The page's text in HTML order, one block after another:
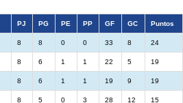
PJ PG PE PP GF GC Puntos
8 8 0 0 33 8 24
8 6 1 1 22 5 19
8 6 1 1 19 9 19
8 5 0 3 28 12 15